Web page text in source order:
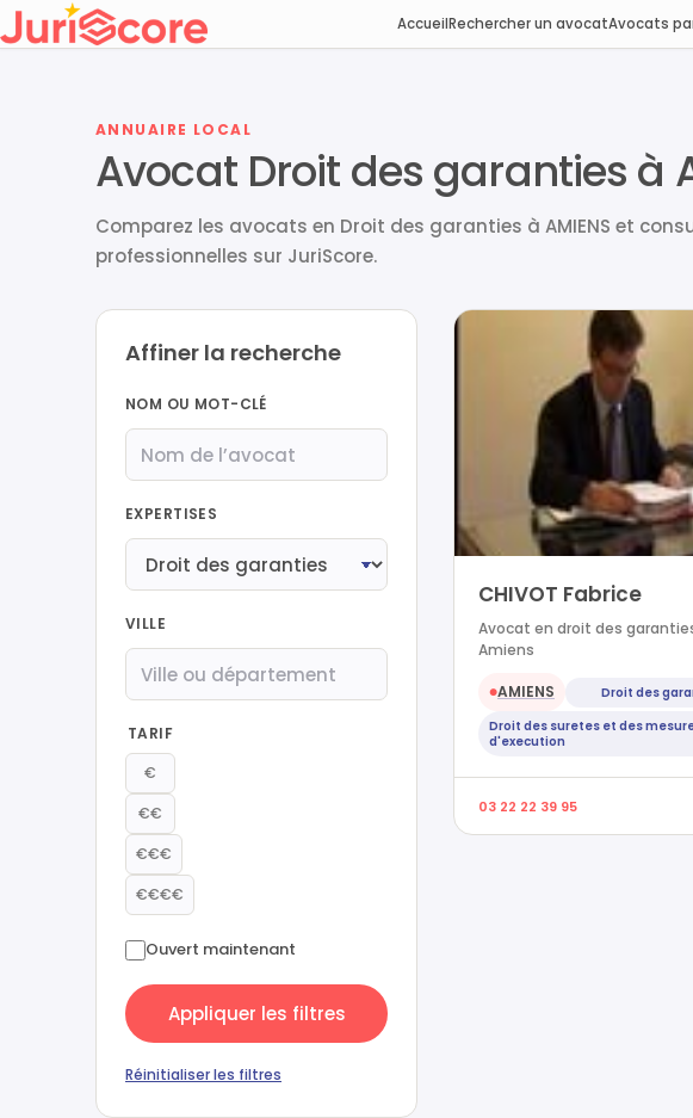
AccueilRechercher un avocatAvocats
ANNUAIRE LOCAL
Avocat Droit des garanties à
Comparez les avocats en Droit des garanties à AMIENS et
professionnelles sur JuriScore.
Affiner la recherche
NOM OU MOT-CLÉ
EXPERTISES
VILLE
TARIF
€
€€
€€€
€€€€
Ouvert maintenant
Appliquer les filtres
Réinitialiser les filtres
CHIVOT Fabrice
Avocat en droit des
Amiens
●AMIENS
Droit des
Droit des suretes et des
d'execution
03 22 22 39 95